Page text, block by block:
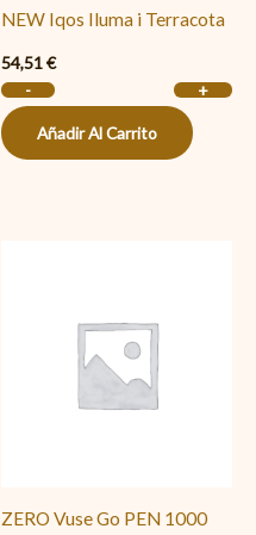
NEW Iqos Iluma i Terracota
54,51€
-
+
Añadir Al Carrito
ZERO Vuse Go PEN 1000
Go
PEN
Rojos